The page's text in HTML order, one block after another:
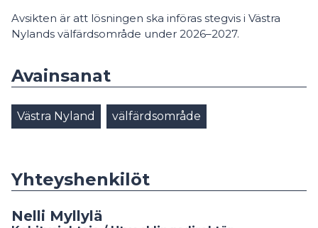
Avsikten är att lösningen ska införas stegvis i Västra
Nylands välfärdsområde under 2026–2027.
Avainsanat
Västra Nyland välfärdsområde
Yhteyshenkilöt
Nelli Myllylä